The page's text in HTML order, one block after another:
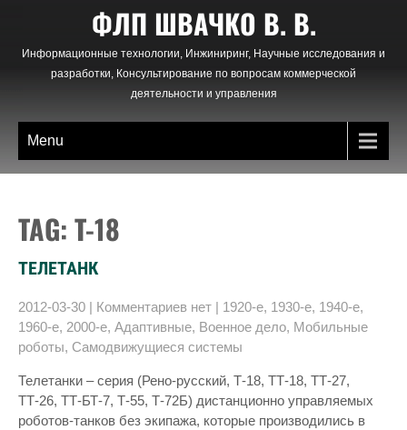
content
ФЛП ШВАЧКО В. В.
Информационные технологии, Инжиниринг, Научные исследования и
разработки, Консультирование по вопросам коммерческой
деятельности и управления
Menu
TAG: T-18
ТЕЛЕТАНК
2012-03-30 | Комментариев нет | 1920-е, 1930-е, 1940-е,
1960-е, 2000-е, Адаптивные, Военное дело, Мобильные
роботы, Самодвижущиеся системы
Телетанки – серия (Рено-русский, Т-18, ТТ-18, ТТ-27,
ТТ-26, ТТ-БТ-7, Т-55, Т-72Б) дистанционно управляемых
роботов-танков без экипажа, которые производились в